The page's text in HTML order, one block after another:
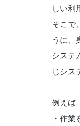
しい利
そこで
うに、
システ
じシス
例えば
・作